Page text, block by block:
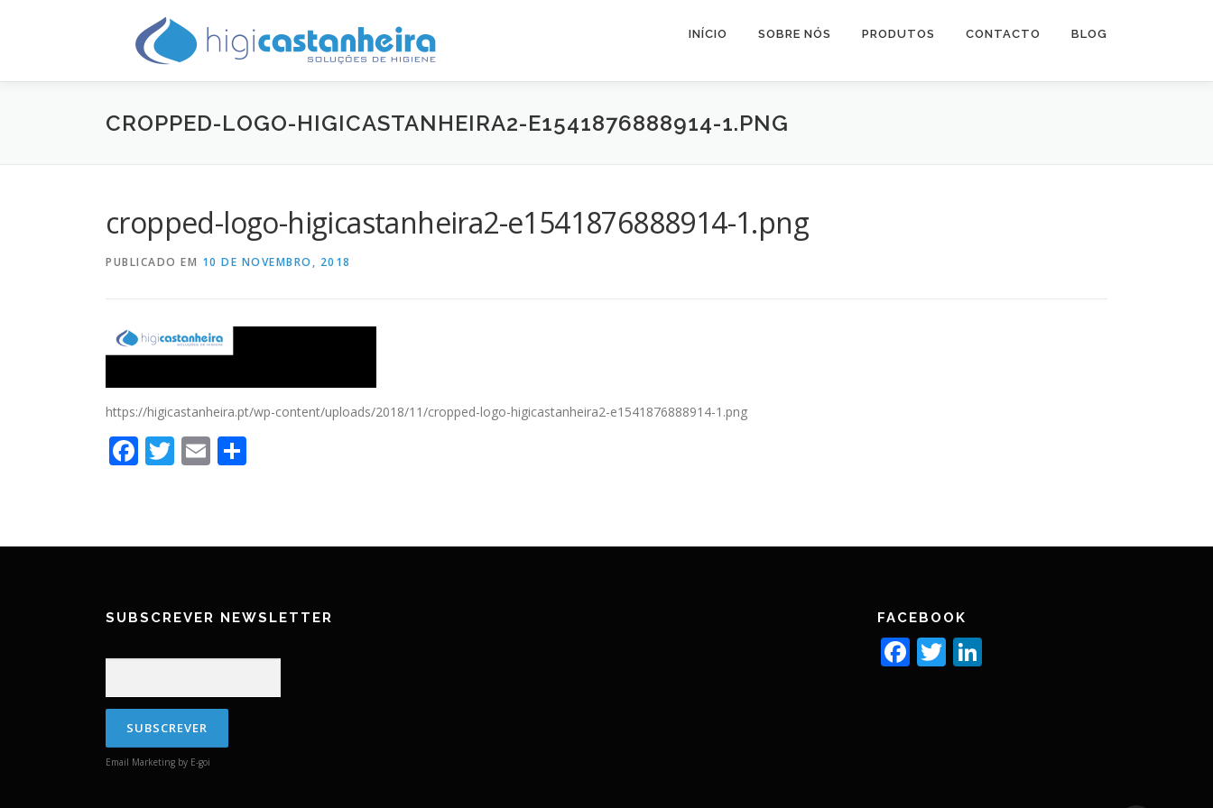
INÍCIO SOBRE NÓS PRODUTOS CONTACTO BLOG
CROPPED-LOGO-HIGICASTANHEIRA2-E1541876888914-1.PNG
cropped-logo-higicastanheira2-e1541876888914-1.png
PUBLICADO EM 10 DE NOVEMBRO, 2018
https://higicastanheira.pt/wp-content/uploads/2018/11/cropped-logo-higicastanheira2-e1541876888914-1.png
Facebook
Twitter
Email
SUBSCREVER NEWSLETTER
Email Marketing by E-goi
FACEBOOK
Facebook
Twitter